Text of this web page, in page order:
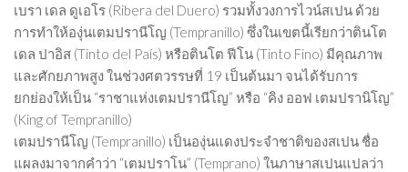
เบรา เดล ดูเอโร (Ribera del Duero) รวมทั้งวงการไวน์สเปน ด้วย
การทำให้องุ่นเตมปรานีโญ (Tempranillo) ซึ่งในเขตนี้เรียกว่าตินโต
เดล ปาอิส (Tinto del País) หรือตินโต ฟีโน (Tinto Fino) มีคุณภาพ
และศักยภาพสูง ในช่วงศตวรรษที่ 19 เป็นต้นมา จนได้รับการ
ยกย่องให้เป็น “ราชาแห่งเตมปรานีโญ” หรือ “คิง ออฟ เตมปรานิโญ”
(King of Tempranillo)
เตมปรานีโญ (Tempranillo) เป็นองุ่นแดงประจำชาติของสเปน ชื่อ
แผลงมาจากคำว่า “เตมปราโน” (Temprano) ในภาษาสเปนแปลว่า